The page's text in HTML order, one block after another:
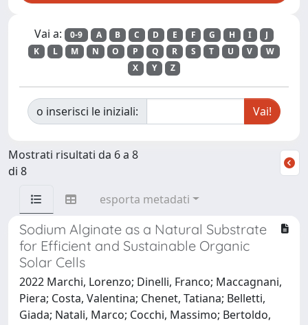
Vai a: 0-9 A B C D E F G H I
J
K
L M N O P Q R S T U V
W
X
Y Z
o inserisci le iniziali:
Mostrati risultati da 6 a 8
di 8
esporta metadati
Sodium Alginate as a Natural Substrate
for Efficient and Sustainable Organic
Solar Cells
2022 Marchi, Lorenzo; Dinelli, Franco; Maccagnani,
Piera; Costa, Valentina; Chenet, Tatiana; Belletti,
Giada; Natali, Marco; Cocchi, Massimo; Bertoldo,